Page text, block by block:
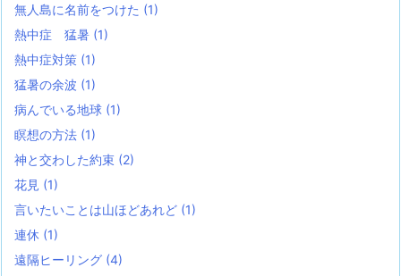
無人島に名前をつけた (1)
熱中症 猛暑 (1)
熱中症対策 (1)
猛暑の余波 (1)
病んでいる地球 (1)
瞑想の方法 (1)
神と交わした約束 (2)
花見 (1)
言いたいことは山ほどあれど (1)
連休 (1)
遠隔ヒーリング (4)